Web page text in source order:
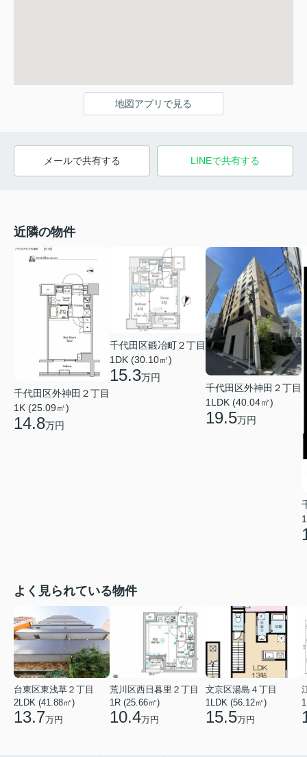
地図アプリで見る
メールで共有する LINEで共有する
近隣の物件
千代田区外神田２丁目
1K (25.09㎡)
14.8万円
千代田区鍛冶町２丁目
1DK (30.10㎡)
15.3万円
千代田区外神田２丁目
1LDK (40.04㎡)
19.5万円
よく見られている物件
台東区東浅草２丁目
2LDK (41.88㎡)
13.7万円
荒川区西日暮里２丁目
1R (25.66㎡)
10.4万円
文京区湯島４丁目
1LDK (56.12㎡)
15.5万円